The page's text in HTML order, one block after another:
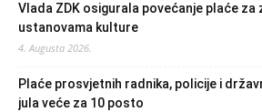
Vlada ZDK osigurala povećanje plaće za
ustanovama kulture
4. Augusta 2026.
Plaće prosvjetnih radnika, policije i
jula veće za 10 posto